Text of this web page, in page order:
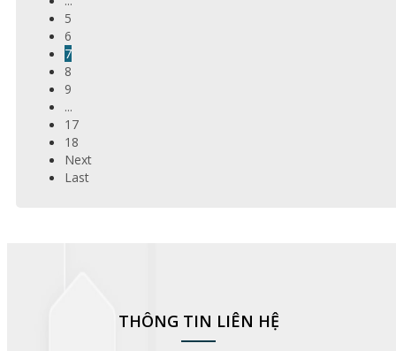
5
6
7
8
9
...
17
18
Next
Last
THÔNG TIN LIÊN HỆ